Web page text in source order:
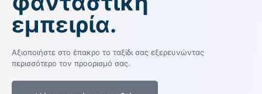
εμπειρία.
Αξιοποιήστε στο έπακρο το ταξίδι σας εξερευνώντας
περισσότερο τον προορισμό σας.